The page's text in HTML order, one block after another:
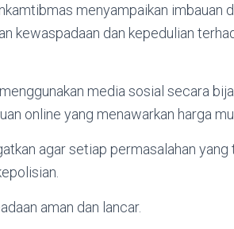
menyampaikan imbauan
kewaspadaan dan kepedulian
media sosial secara
online yang menawarkan harga
agar setiap permasalahan
aman dan lancar.